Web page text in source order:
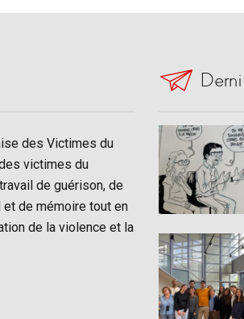
des Victimes du
victimes du
de guérison, de
de mémoire tout en
de la violence et la